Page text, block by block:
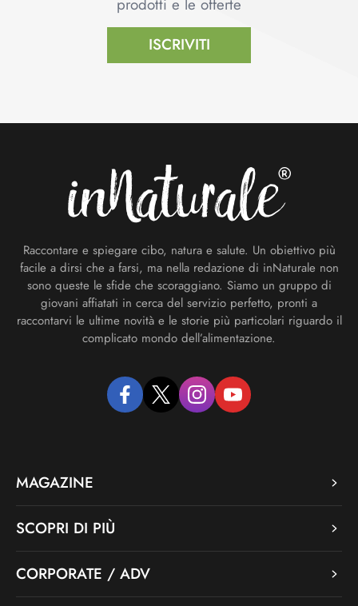
ISCRIVITI
Raccontare e spiegare cibo, natura e salute. Un obiettivo più
facile a dirsi che a farsi, ma nella redazione di inNaturale non
sono queste le sfide che scoraggiano. Siamo un gruppo di
giovani affiatati in cerca del servizio perfetto, pronti a
raccontarvi le ultime novità e le storie più particolari riguardo il
complicato mondo dell’alimentazione.
facebooktwitter instagramyoutube
MAGAZINE
SCOPRI DI PIÙ
CORPORATE / ADV